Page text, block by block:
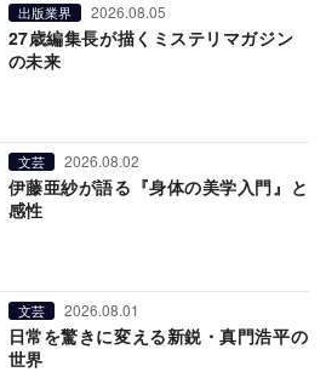
出版業界 2026.08.05
27歳編集長が描くミステリマガジン
の未来
文芸 2026.08.02
伊藤亜紗が語る『身体の美学入門』と
感性
文芸 2026.08.01
日常を驚きに変える新鋭・真門浩平の
世界